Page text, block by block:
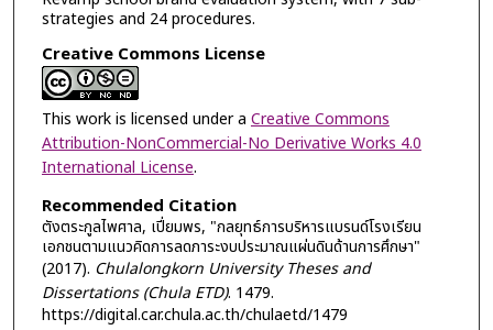
strategies and 24 procedures.
Creative Commons License
This work is licensed under a Creative Commons
Attribution-NonCommercial-No Derivative Works 4.0
International License.
Recommended Citation
ตังตระกูลไพศาล, เปี่ยมพร, "กลยุทธ์การบริหารแบรนด์โรงเรียน
เอกชนตามแนวคิดการลดภาระงบประมาณแผ่นดินด้านการศึกษา"
(2017). Chulalongkorn University Theses and
Dissertations (Chula ETD). 1479.
https://digital.car.chula.ac.th/chulaetd/1479